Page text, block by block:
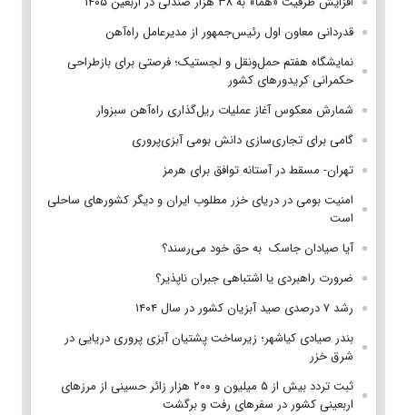
قدردانی معاون اول رئیس‌جمهور از مدیرعامل راه‌آهن
نمایشگاه هفتم حمل‌ونقل و لجستیک؛ فرصتی برای بازطراحی
حکمرانی کریدورهای کشور
شمارش معکوس آغاز عملیات ریل‌گذاری راه‌آهن سبزوار
گامی برای تجاری‌سازی دانش بومی آبزی‌پروری
تهران- مسقط در آستانه توافق برای هرمز
امنیت بومی در دریای خزر مطلوب ایران و دیگر کشورهای ساحلی
است
آیا صیادان جاسک به حق خود می‌رسند؟
ضرورت راهبردی یا اشتباهی جبران ناپذیر؟
رشد ۷ درصدی صید آبزیان کشور در سال ۱۴۰۴
بندر صیادی کیاشهر؛ زیرساخت پشتیان آبزی پروری دریایی در
شرق خزر
ثبت تردد بیش از ۵ میلیون و ۲۰۰ هزار زائر حسینی از مرزهای
اربعینی کشور در سفرهای رفت و برگشت